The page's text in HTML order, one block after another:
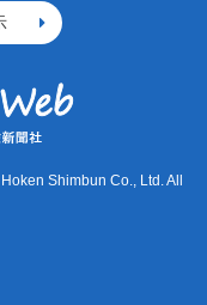
Shimbun Co., Ltd. All